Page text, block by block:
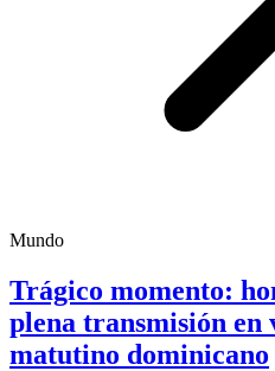
Mundo
Trágico momento:
plena transmisión en
matutino dominicano